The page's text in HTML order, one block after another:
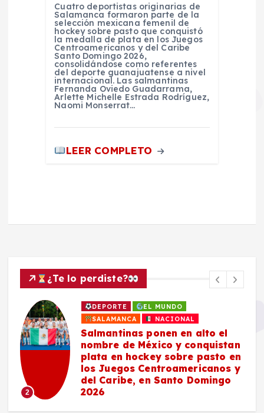
Cuatro deportistas originarias de
Salamanca formaron parte de la
selección mexicana femenil de
hockey sobre pasto que conquistó
la medalla de plata en los Juegos
Centroamericanos y del Caribe
Santo Domingo 2026,
consolidándose como referentes
del deporte guanajuatense a nivel
internacional. Las salmantinas
Fernanda Oviedo Guadarrama,
Arlette Michelle Estrada Rodríguez,
Naomi Monserrat…
LEER COMPLETO
¿Te lo perdiste?
2
DEPORTE
EL MUNDO
SALAMANCA
NACIONAL
Salmantinas ponen en alto el
nombre de México y conquistan
plata en hockey sobre pasto en
los Juegos Centroamericanos y
del Caribe, en Santo Domingo
2026